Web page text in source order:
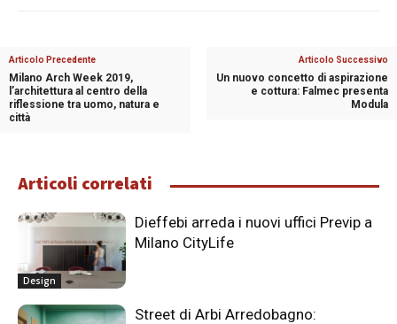
Articolo Precedente
Milano Arch Week 2019,
l’architettura al centro della
riflessione tra uomo, natura e
città
Articolo Successivo
Un nuovo concetto di aspirazione
e cottura: Falmec presenta
Modula
Articoli correlati
Design
Dieffebi arreda i nuovi uffici Previp a
Milano CityLife
Street di Arbi Arredobagno: